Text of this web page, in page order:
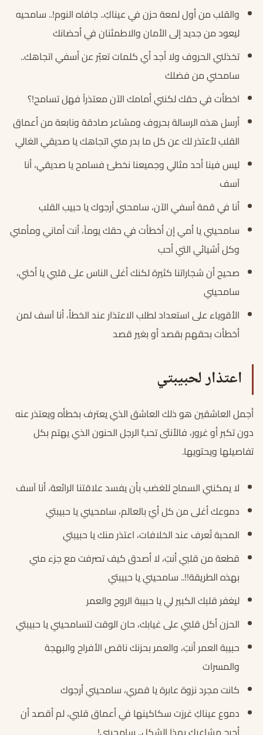
والقلب من أول لمعة حزن في عيناكِ.. جافاه النوم!.. سامحيه
ليعود من جديد إلى الأمان والاطمئنان في أحضانك
تخذلني الحروف ولا أجد أي كلمات تعبّر عن أسفي اتجاهك..
سامحني من فضلك
اخطأت في حقك لكنني أمامك الآن معتذراً فهل تسامح!؟
أرسل هذه الرسالة بحروف ومشاعر صادقة ونابعة من أعماق
القلب لأعتذر لك عن كل ما بدر مني اتجاهك يا صديقي الغالي
ليس فينا أحد مثالي وجميعنا نخطئ فسامح يا صديقي، أنا
آسف
أنا في قمة أسفي الآن، سامحني أرجوك يا حبيب القلب
سامحيني يا أمي إن أخطأت في حقك يوماً، أنت أماني ومأمني
وكل أشيائي التي أحب
صحيح أن شجاراتنا كثيرة لكنك أغلى الناس على قلبي يا أختي،
سامحيني
الأقوياء على استعداد لطلب الاعتذار عند الخطأ، أنا آسف لمن
أخطأت بحقهم بقصد أو بغير قصد
اعتذار لحبيبتي
أجمل العاشقين هو ذلك العاشق الذي يعترف بخطأه ويعتذر عنه
دون تكبر أو غرور، فالأنثى تحبُّ الرجل الحنون الذي يهتم بكل
تفاصيلها ويحتويها.
لا يمكنني السماح للغضب بأن يفسد علاقتنا الرائعة، أنا آسف
دموعك أغلى من كل أيّ بالعالم، سامحيني يا حبيبتي
المحبة تُعرف عند الخلافات، اعتذر منك يا حبيبتي
قطعة من قلبي أنتِ، لا أصدق كيف تصرفت مع جزء مني
بهذه الطريقة!!.. سامحيني يا حبيبتي
ليغفر قلبك الكبير لي يا حبيبة الروح والعمر
الحزن أكل قلبي على غيابك، حان الوقت لتسامحيني يا حبيبتي
حبيبة العمر أنتِ، والعمر بحزنك ناقص الأفراح والبهجة
والمسرات
كانت مجرد نزوة عابرة يا قمري، سامحيني أرجوك
دموع عيناكِ غرزت سكاكينها في أعماق قلبي، لم أقصد أن